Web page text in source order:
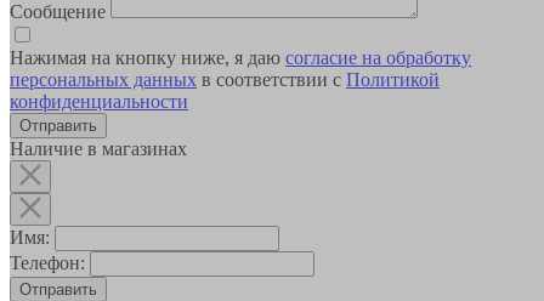
Сообщение
Нажимая на кнопку ниже, я даю согласие на обработку
персональных данных в соответствии с Политикой
конфиденциальности
Наличие в магазинах
Имя:
Телефон:
Отправить